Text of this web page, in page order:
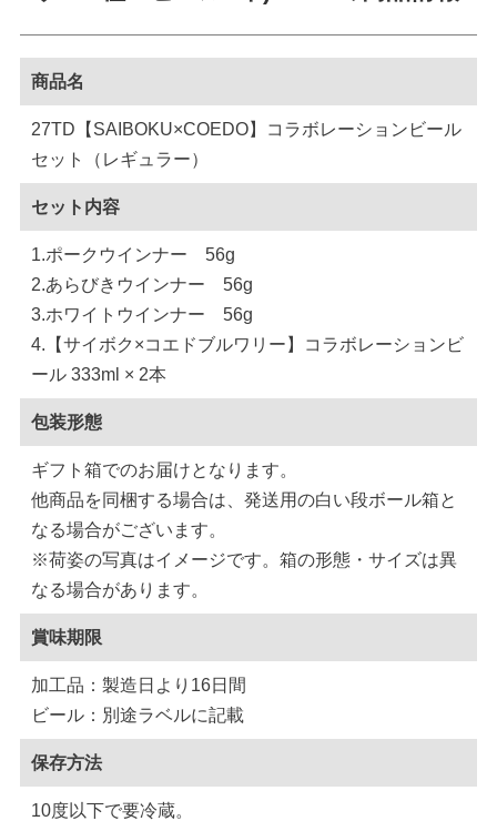
商品名
27TD【SAIBOKU×COEDO】コラボレーションビール
セット（レギュラー）
セット内容
1.ポークウインナー 56g
2.あらびきウインナー 56g
3.ホワイトウインナー 56g
4.【サイボク×コエドブルワリー】コラボレーションビ
ール 333ml × 2本
包装形態
ギフト箱でのお届けとなります。
他商品を同梱する場合は、発送用の白い段ボール箱と
なる場合がございます。
※荷姿の写真はイメージです。箱の形態・サイズは異
なる場合があります。
賞味期限
加工品：製造日より16日間
ビール：別途ラベルに記載
保存方法
10度以下で要冷蔵。